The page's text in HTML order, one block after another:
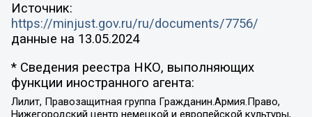
Источник:
https://minjust.gov.ru/ru/documents/7756/
данные на 13.05.2024
* Сведения реестра НКО, выполняющих
функции иностранного агента:
Лилит, Правозащитная группа Гражданин.Армия.Право,
Нижегородский центр немецкой и европейской культуры,